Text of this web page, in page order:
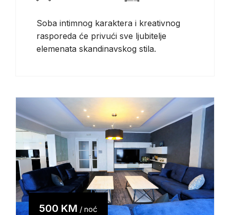
Soba intimnog karaktera i kreativnog
rasporeda će privući sve ljubitelje
elemenata skandinavskog stila.
500 KM / noć